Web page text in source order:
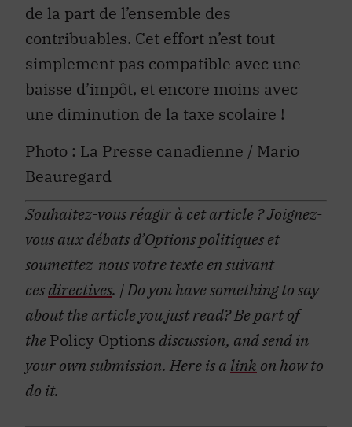
de la part de l’ensemble des
contribuables. Cet effort n’est tout
simplement pas compatible avec une
baisse d’impôt, et encore moins avec
une diminution de la taxe scolaire !
Photo : La Presse canadienne / Mario
Beauregard
Souhaitez-vous réagir à cet article ? Joignez-
vous aux débats d’Options politiques et
soumettez-nous votre texte en suivant
cesdirectives. | Do you have something to say
about the article you just read? Be part of
thePolicy Options discussion, and send in
your own submission. Here is alink on how to
do it.